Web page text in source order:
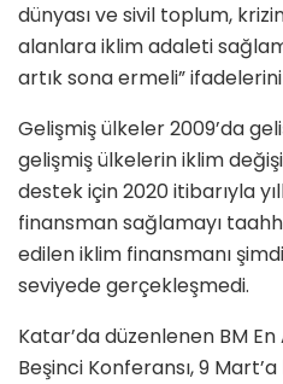
dünyası ve sivil toplum,
alanlara iklim adaleti
artık sona ermeli” ifadelerini
Gelişmiş ülkeler 2009’da
gelişmiş ülkelerin iklim
destek için 2020 itibarıyla
finansman sağlamayı
edilen iklim finansmanı
seviyede gerçekleşmedi.
Katar’da düzenlenen BM
Beşinci Konferansı, 9